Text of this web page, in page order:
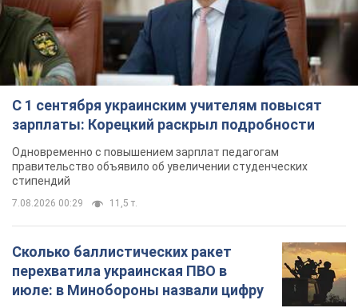
С 1 сентября украинским учителям повысят
зарплаты: Корецкий раскрыл подробности
Одновременно с повышением зарплат педагогам
правительство объявило об увеличении студенческих
стипендий
7.08.2026 00:29 11,5 т.
Сколько баллистических ракет
перехватила украинская ПВО в
июле: в Минобороны назвали цифру